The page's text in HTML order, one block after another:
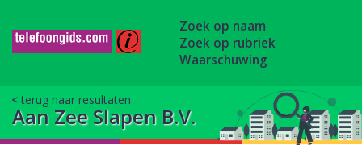
Zoek op naam
Zoek op rubriek
Waarschuwing
terug naar resultaten
Aan Zee Slapen B.V.